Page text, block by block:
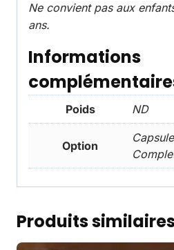
Ne convient pas aux
ans.
Informations
Poids ND
Option
Produits